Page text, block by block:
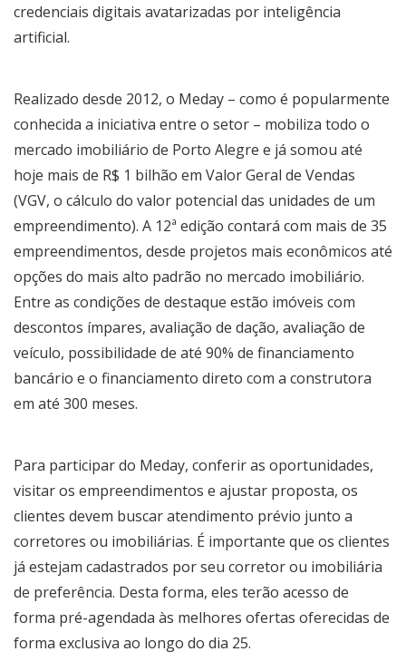
credenciais digitais avatarizadas por inteligência
artificial.
Realizado desde 2012, o Meday – como é popularmente
conhecida a iniciativa entre o setor – mobiliza todo o
mercado imobiliário de Porto Alegre e já somou até
hoje mais de R$ 1 bilhão em Valor Geral de Vendas
(VGV, o cálculo do valor potencial das unidades de um
empreendimento). A 12ª edição contará com mais de 35
empreendimentos, desde projetos mais econômicos até
opções do mais alto padrão no mercado imobiliário.
Entre as condições de destaque estão imóveis com
descontos ímpares, avaliação de dação, avaliação de
veículo, possibilidade de até 90% de financiamento
bancário e o financiamento direto com a construtora
em até 300 meses.
Para participar do Meday, conferir as oportunidades,
visitar os empreendimentos e ajustar proposta, os
clientes devem buscar atendimento prévio junto a
corretores ou imobiliárias. É importante que os clientes
já estejam cadastrados por seu corretor ou imobiliária
de preferência. Desta forma, eles terão acesso de
forma pré-agendada às melhores ofertas oferecidas de
forma exclusiva ao longo do dia 25.